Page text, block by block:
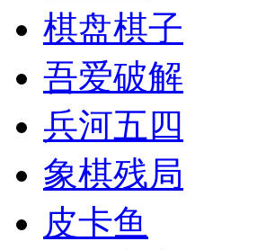
棋盘棋子
吾爱破解
兵河五四
象棋残局
皮卡鱼